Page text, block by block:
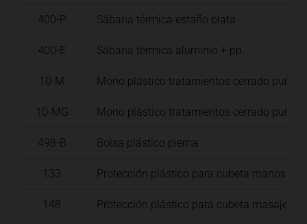
400-P Sábana térmica estaño plata
400-E Sábana térmica aluminio + pp.
10-M Mono plástico tratamientos cerrado puños
10-MG Mono plástico tratamientos cerrado puños
498-B Bolsa plástico pierna
133 Protección plástico para cubeta manos
148 Protección plástico para cubeta